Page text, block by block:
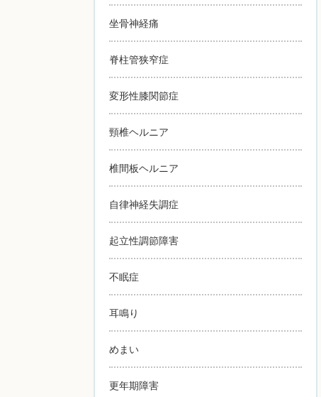
坐骨神経痛
脊柱管狭窄症
変形性膝関節症
頸椎ヘルニア
椎間板ヘルニア
自律神経失調症
起立性調節障害
不眠症
耳鳴り
めまい
更年期障害